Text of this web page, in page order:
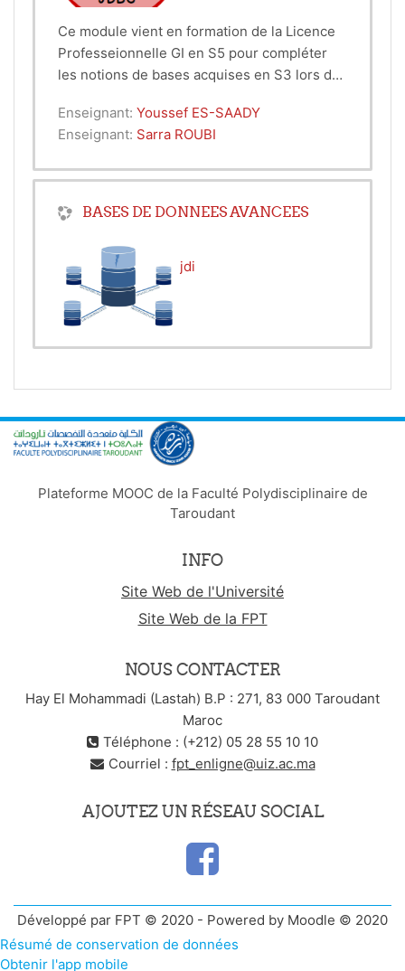
Ce module vient en formation de la Licence
Professeionnelle GI en S5 pour compléter
les notions de bases acquises en S3 lors du
langage JAVA, en l'occurence les exceptions,
les Threads les interfaces graphiques et les
client lourd complètes.
Enseignant: Youssef ES-SAADY
Enseignant: Sarra ROUBI
BASES DE DONNEES AVANCEES
Enseignant: lotfi najdi
Plateforme MOOC de la Faculté Polydisciplinaire de
Taroudant
INFO
Site Web de l'Université
Site Web de la FPT
NOUS CONTACTER
Hay El Mohammadi (Lastah) B.P : 271, 83 000 Taroudant
Maroc
Téléphone : (+212) 05 28 55 10 10
Courriel : fpt_enligne@uiz.ac.ma
AJOUTEZ UN RÉSEAU SOCIAL
Développé par FPT © 2020 - Powered by Moodle © 2020
Résumé de conservation de données
Obtenir l'app mobile